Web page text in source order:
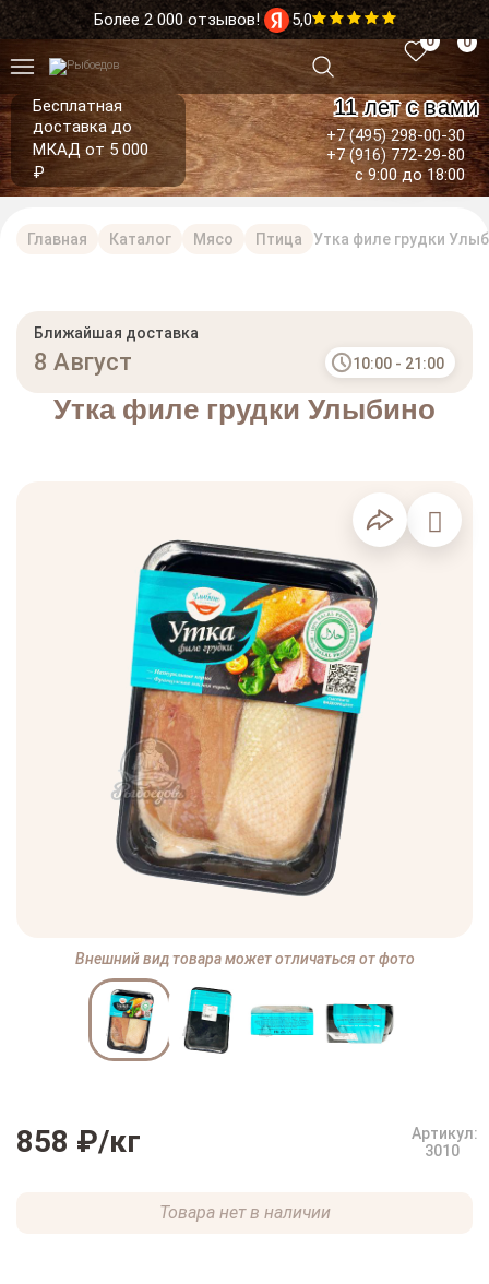
Более 2 000 отзывов! 5,0
Бесплатная
доставка до
МКАД от 5 000
₽
11 лет с вами
+7 (495) 298-00-30
+7 (916) 772-29-80
с 9:00 до 18:00
0 0
Главная Каталог Мясо Птица Утка филе грудки
Утка филе грудки Улыбино
Ближайшая доставка
8 Август 10:00 - 21:00
Внешний вид товара может отличаться от фото
858 ₽/кг
Артикул:
3010
Товара нет в наличии